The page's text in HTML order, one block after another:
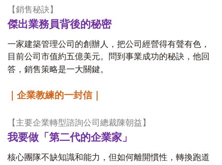
【銷售秘訣】
傑出業務員背後的秘密
一家建築管理公司的創辦人，把公司經營得有聲有色，
目前公司市值約五億美元。問到事業成功的秘訣，他回
答，銷售策略是一大關鍵。
｜企業教練的一封信｜
【主要企業轉型諮詢公司總裁陳朝益】
我要做「第二代的企業家」
核心團隊不缺知識和能力，但如何離開慣性，轉換跑道